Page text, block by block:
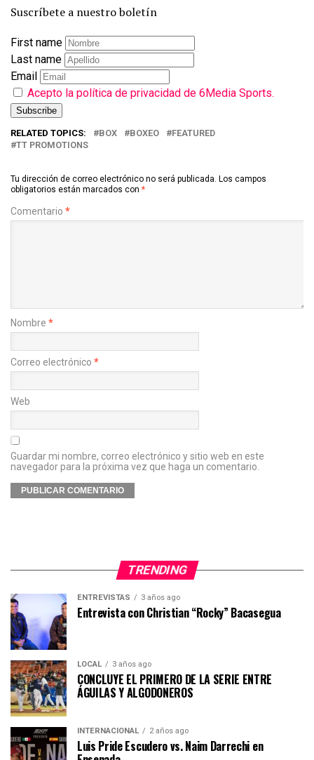
Suscríbete a nuestro boletín
First name
Last name
Email
Acepto la política de privacidad de 6Media Sports.
RELATED TOPICS: BOX BOXEO
FEATURED
TT PROMOTIONS
Tu dirección de correo electrónico no será publicada. Los campos
obligatorios están marcados con *
Comentario *
Nombre *
Correo electrónico *
Web
Guardar mi nombre, correo electrónico y sitio web en este
navegador para la próxima vez que haga un comentario.
TRENDING
ENTREVISTAS 3 años ago
Entrevista con Christian “Rocky” Bacasegua
LOCAL 3 años ago
CONCLUYE EL PRIMERO DE LA SERIE ENTRE
ÁGUILAS Y ALGODONEROS
INTERNACIONAL 2 años ago
Luis Pride Escudero vs. Naim Darrechi en